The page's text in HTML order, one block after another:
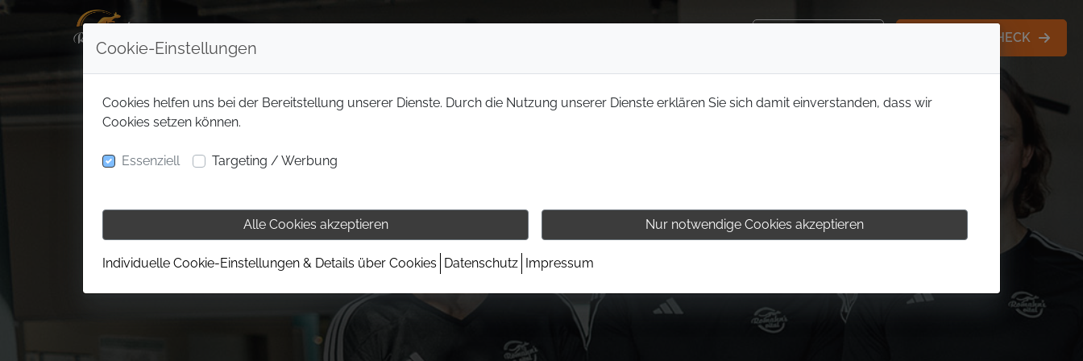
MITGLIEDS-CHECK
Cookie-Einstellungen
Cookies helfen uns bei der Bereitstellung unserer Dienste. Durch die Nutzung unserer Dienste erklären Sie sich damit einverstanden, dass wir
Cookies setzen können.
Essenziell Targeting / Werbung
Alle Cookies akzeptieren Nur notwendige Cookies akzeptieren
Individuelle Cookie-Einstellungen & Details über Cookies Datenschutz Impressum